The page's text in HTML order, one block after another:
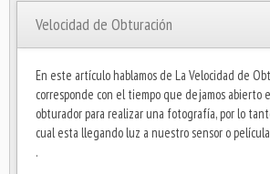
Velocidad de Obturación
En este artículo hablamos de La Velocidad de
corresponde con el tiempo que dejamos abierto
obturador para realizar una fotografía, por lo
cual esta llegando luz a nuestro sensor o
.